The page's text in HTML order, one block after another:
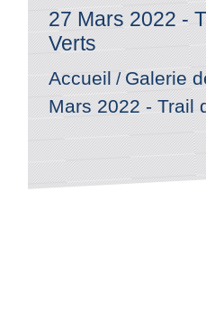
27 Mars 2022 -
Verts
Accueil /Galerie
Mars 2022 - Trail